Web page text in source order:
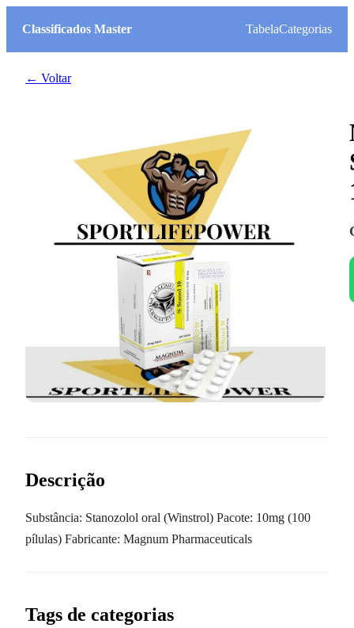
Classificados Master TabelaCategorias
← Voltar
Descrição
Substância: Stanozolol oral (Winstrol) Pacote: 10mg (100
pílulas) Fabricante: Magnum Pharmaceuticals
Tags de categorias